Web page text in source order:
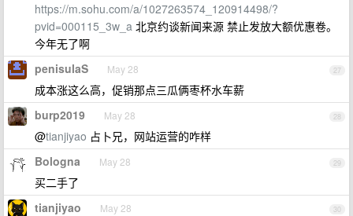
https://m.sohu.com/a/1027263574_120914498/?
pvid=000115_3w_a 北京约谈新闻来源 禁止发放大额优惠卷。
今年无了啊
27
penisulaS May 28
成本涨这么高，促销那点三瓜俩枣杯水车薪
28
burp2019 May 28
@tianjiyao 占卜兄，网站运营的咋样
29
Bologna May 28
买二手了
30
tianjiyao May 28